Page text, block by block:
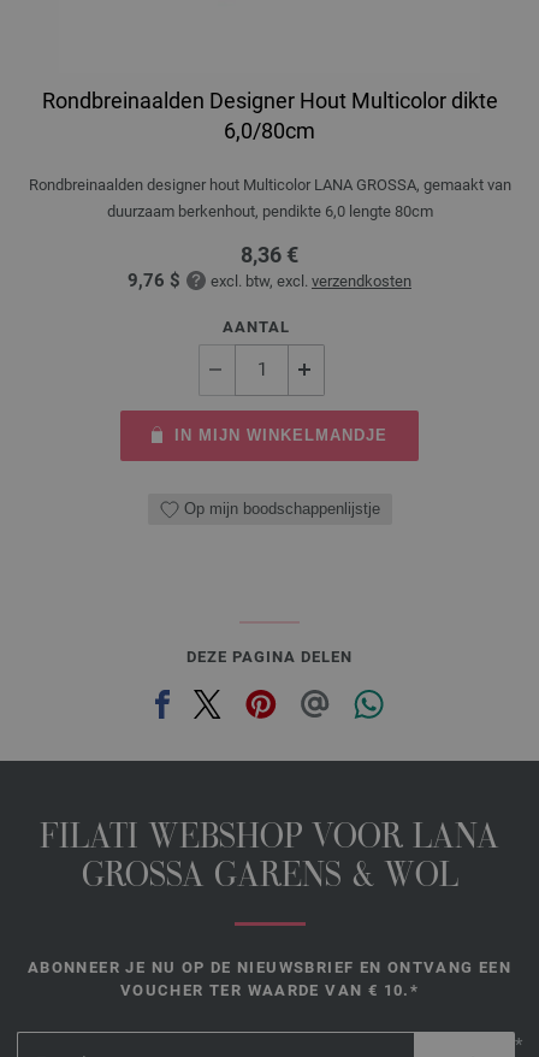
Rondbreinaalden Designer Hout Multicolor dikte
6,0/80cm
Rondbreinaalden designer hout Multicolor LANA GROSSA, gemaakt van
duurzaam berkenhout, pendikte 6,0 lengte 80cm
8,36 €
9,76 $ excl. btw, excl. verzendkosten
AANTAL
IN MIJN WINKELMANDJE
Op mijn boodschappenlijstje
DEZE PAGINA DELEN
FILATI WEBSHOP VOOR LANA
GROSSA GARENS & WOL
ABONNEER JE NU OP DE NIEUWSBRIEF EN ONTVANG EEN
VOUCHER TER WAARDE VAN € 10.*
*